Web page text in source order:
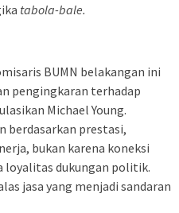
tabola-bale.
BUMN belakangan ini
pengingkaran terhadap
Michael Young.
berdasarkan prestasi,
bukan karena koneksi
loyalitas dukungan politik.
jasa yang menjadi sandaran